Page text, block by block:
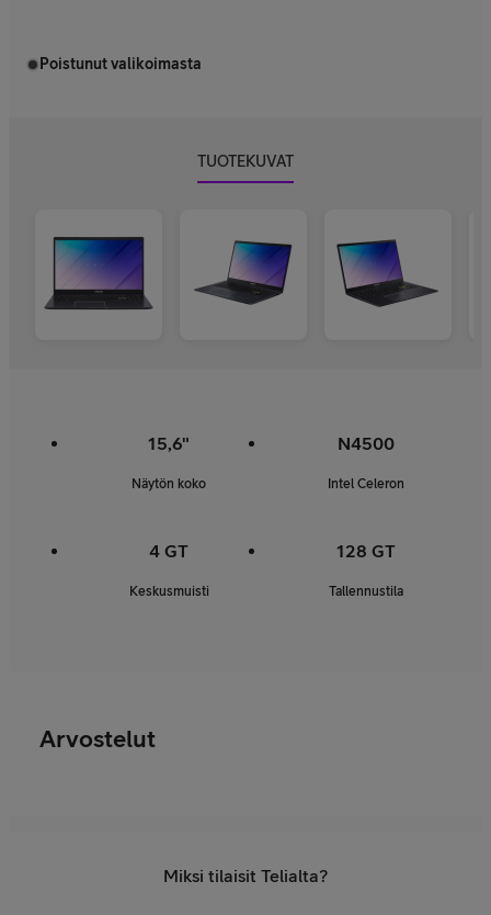
Poistunut valikoimasta
TUOTEKUVAT
15,6"
Näytön koko
N4500
Intel Celeron
4 GT
Keskusmuisti
128 GT
Tallennustila
Arvostelut
Miksi tilaisit Telialta?